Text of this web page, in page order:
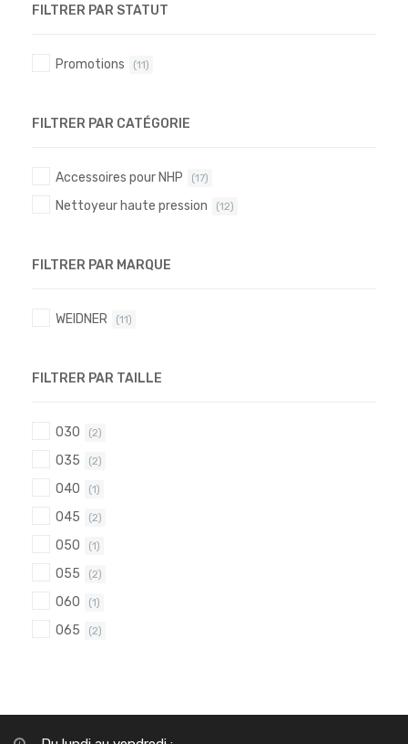
FILTRER PAR STATUT
Promotions (11)
FILTRER PAR CATÉGORIE
Accessoires pour NHP (17)
Nettoyeur haute pression (12)
FILTRER PAR MARQUE
WEIDNER (11)
FILTRER PAR TAILLE
030 (2)
035 (2)
040 (1)
045 (2)
050 (1)
055 (2)
060 (1)
065 (2)